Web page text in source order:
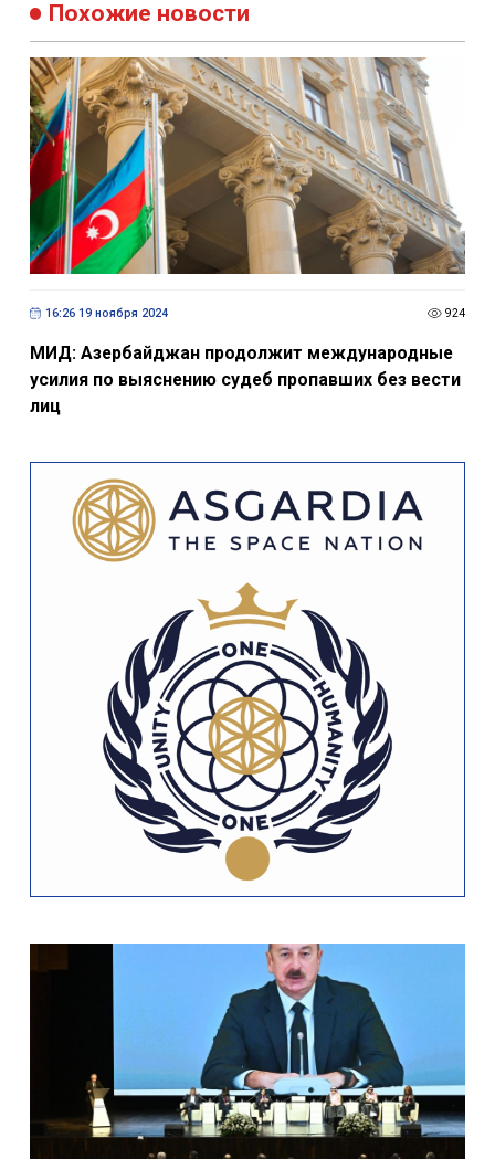
Похожие новости
16:26 19 ноября 2024 924
МИД: Азербайджан продолжит международные
усилия по выяснению судеб пропавших без вести
лиц